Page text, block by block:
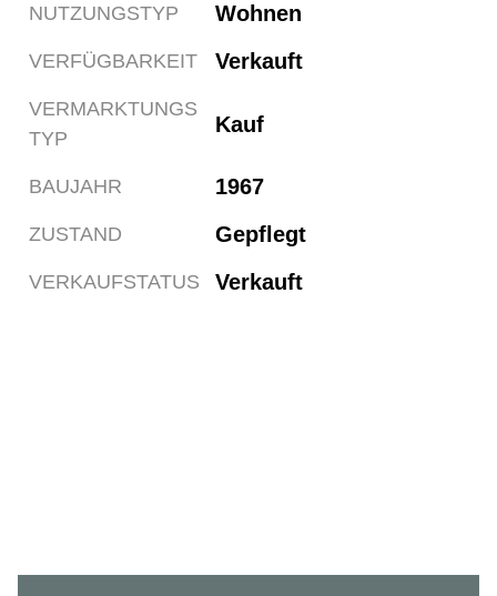
NUTZUNGSTYP Wohnen
VERFÜGBARKEIT Verkauft
VERMARKTUNGS
TYP
Kauf
BAUJAHR 1967
ZUSTAND Gepflegt
VERKAUFSTATUS Verkauft